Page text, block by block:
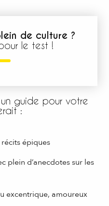
de culture ?
le test !
guide pour votre
:
épiques
plein d’anecdotes sur les
excentrique, amoureux